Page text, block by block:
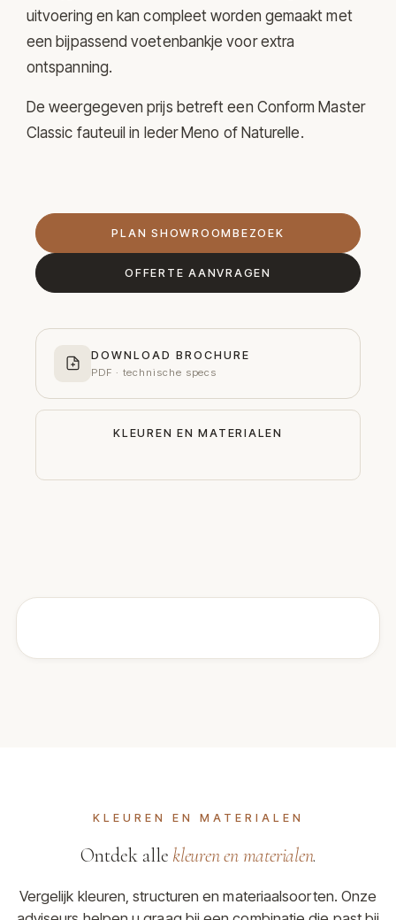
uitvoering en kan compleet worden gemaakt met
een bijpassend voetenbankje voor extra
ontspanning.
De weergegeven prijs betreft een Conform Master
Classic fauteuil in leder Meno of Naturelle.
PLAN SHOWROOMBEZOEK
OFFERTE AANVRAGEN
DOWNLOAD BROCHURE
PDF · technische specs
KLEUREN EN MATERIALEN
KLEUREN EN MATERIALEN
Ontdek alle kleuren en materialen.
Vergelijk kleuren, structuren en materiaalsoorten. Onze